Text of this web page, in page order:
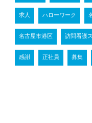
求人 ハローワーク
名古屋市港区 訪問看護
感謝 正社員 募集